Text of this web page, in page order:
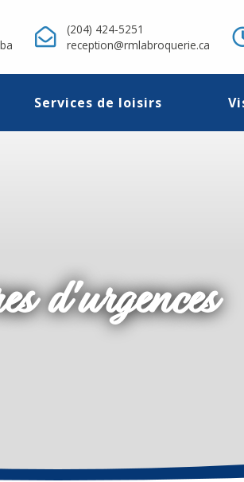
(204) 424-5251
reception@rmlabroquerie.ca
Services de loisirs
d'urgences